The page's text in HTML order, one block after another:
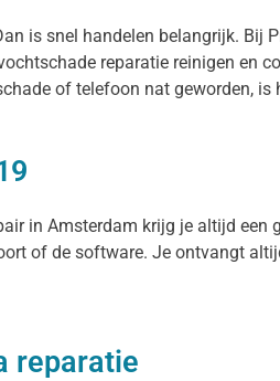
is snel handelen belangrijk. Bij
reparatie reinigen en
of telefoon nat geworden,
in Amsterdam krijg je altijd
of de software. Je ontvangt
reparatie